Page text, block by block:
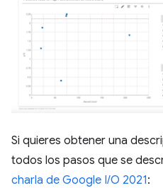
Si quieres obtener una
todos los pasos que se
charla de Google I/O 2021: